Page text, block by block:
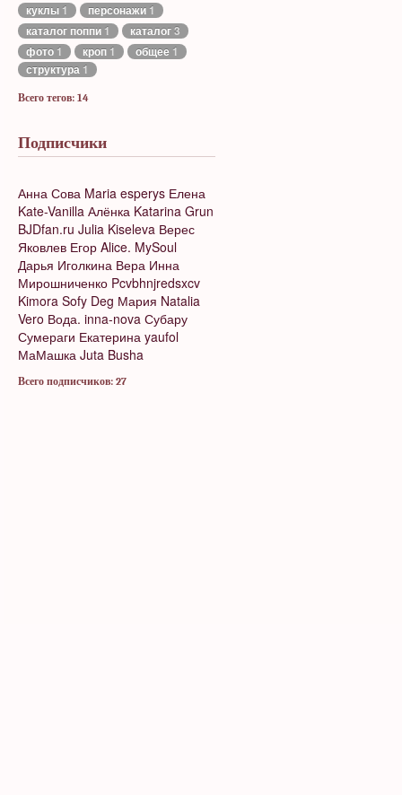
куклы 1 персонажи 1
каталог поппи 1 каталог3
фото 1 кроп 1 общее 1
структура 1
Всего тегов: 14
Подписчики
Анна Сова Maria esperys Елена
Kate-Vanilla Алёнка Katarina Grun
BJDfan.ru Julia Kiseleva Верес
Яковлев Егор Alice. MySoul
Дарья Иголкина Вера Инна
Мирошниченко Pcvbhnjredsxcv
Kimora Sofy Deg Мария Natalia
Vero Вода. inna-nova Субару
Сумераги Екатерина yaufol
МаМашка Juta Busha
Всего подписчиков: 27